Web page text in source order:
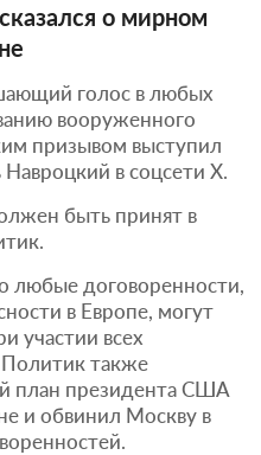
о мирном
голос в любых
вооруженного
призывом выступил
в соцсети X.
быть принят в
любые договоренности,
в Европе, могут
участии всех
Политик также
план президента США
и обвинил Москву в